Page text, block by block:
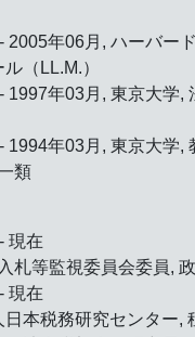
2005年06月, ハーバー
（LL.M.）
1997年03月, 東京大学,
1994年03月, 東京大学,
類
現在
札等監視委員会委員,
現在
本税務研究センター,